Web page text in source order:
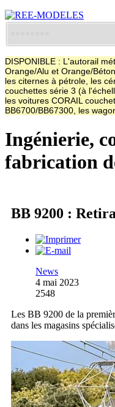
DISPONIBLE : L'autorail
Orange/Alu et Orange/
les citernes à pétrole, les
couchettes série 3 (à
les voitures CORAIL
BB6700/BB67300, les
Ingénierie,
fabrication
BB 9200 :
News
4 mai 2023
2548
Les BB 9200 de la
dans les magasins